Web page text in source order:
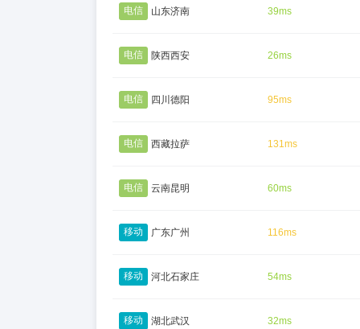
电信 山东济南 39ms
电信 陕西西安 26ms
电信 四川德阳 95ms
电信 西藏拉萨 131ms
电信 云南昆明 60ms
移动 广东广州 116ms
移动 河北石家庄 54ms
移动 湖北武汉 32ms